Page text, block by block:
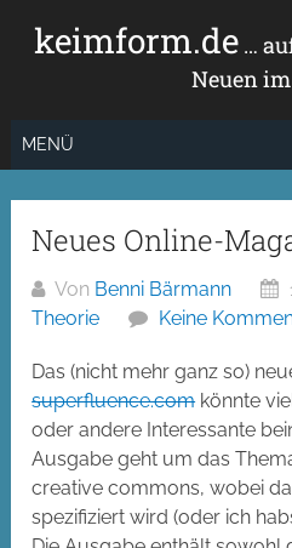
Inhaltkeimform.de…
Neuen
MENÜ
Neues Online-
Von Benni Bärmann
Theorie
Keine
Das (nicht mehr ganz so)
superfluence.comkönnte
oder andere Interessante
Ausgabe geht um das
creative commons, wobei
spezifiziert wird (oder ich